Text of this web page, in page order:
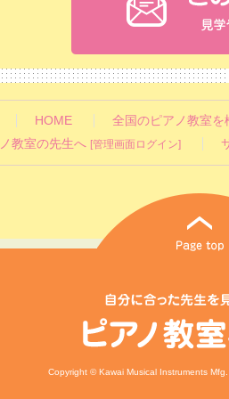
HOME 全国のピアノ教室を
教室の先生へ [管理画面ログイン]
Copyright © Kawai Musical Instruments